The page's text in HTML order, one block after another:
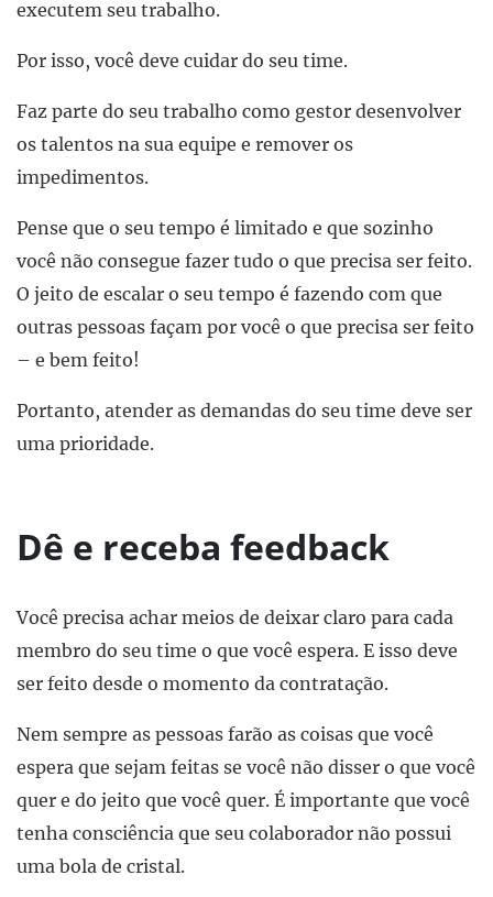
executem seu trabalho.
Por isso, você deve cuidar do seu time.
Faz parte do seu trabalho como gestor desenvolver
os talentos na sua equipe e remover os
impedimentos.
Pense que o seu tempo é limitado e que sozinho
você não consegue fazer tudo o que precisa ser feito.
O jeito de escalar o seu tempo é fazendo com que
outras pessoas façam por você o que precisa ser feito
– e bem feito!
Portanto, atender as demandas do seu time deve ser
uma prioridade.
Dê e receba feedback
Você precisa achar meios de deixar claro para cada
membro do seu time o que você espera. E isso deve
ser feito desde o momento da contratação.
Nem sempre as pessoas farão as coisas que você
espera que sejam feitas se você não disser o que você
quer e do jeito que você quer. É importante que você
tenha consciência que seu colaborador não possui
uma bola de cristal.